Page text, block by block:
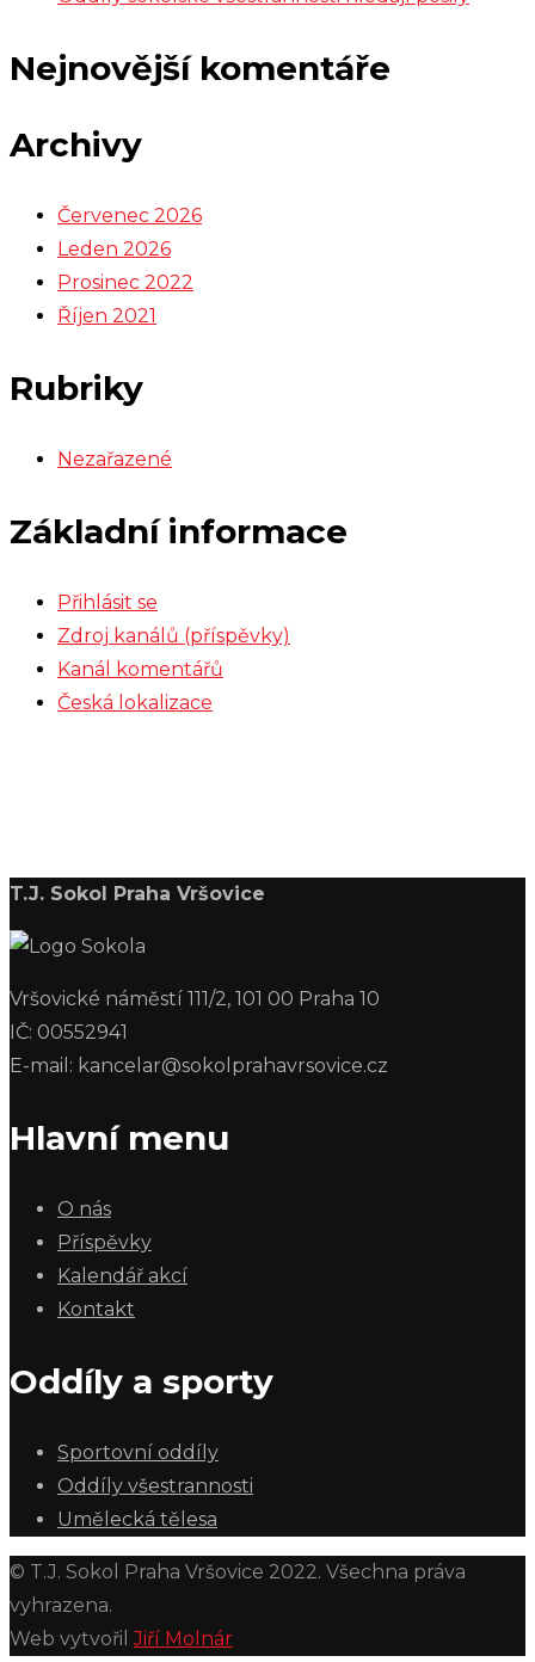
Nejnovější komentáře
Archivy
Červenec 2026
Leden 2026
Prosinec 2022
Říjen 2021
Rubriky
Nezařazené
Základní informace
Přihlásit se
Zdroj kanálů (příspěvky)
Kanál komentářů
Česká lokalizace
T.J. Sokol Praha Vršovice
Vršovické náměstí 111/2, 101 00 Praha 10
IČ: 00552941
E-mail: kancelar@sokolprahavrsovice.cz
Hlavní menu
O nás
Příspěvky
Kalendář akcí
Kontakt
Oddíly a sporty
Sportovní oddíly
Oddíly všestrannosti
Umělecká tělesa
© T.J. Sokol Praha Vršovice 2022. Všechna práva
vyhrazena.
Web vytvořilJiří Molnár